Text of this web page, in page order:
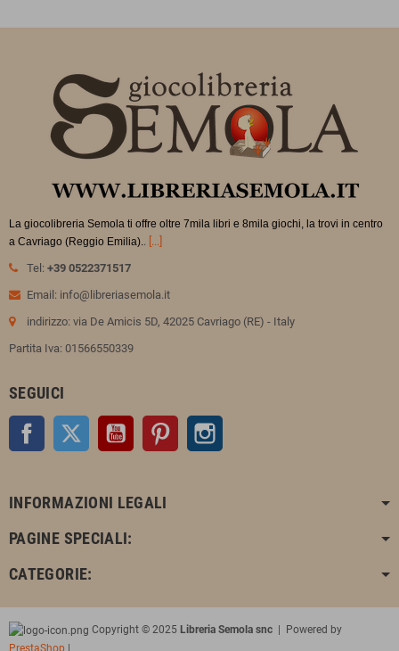
La giocolibreria Semola ti offre oltre 7mila libri e 8mila giochi, la trovi in centro
a Cavriago (Reggio Emilia).. [...]
Tel: +39 0522371517
Email: info@libreriasemola.it
indirizzo: via De Amicis 5D, 42025 Cavriago (RE) - Italy
Partita Iva: 01566550339
SEGUICI
Facebook Twitter YouTube Pinterest
INFORMAZIONI LEGALI
PAGINE SPECIALI:
CATEGORIE:
Copyright © 2025 Libreria Semola snc | Powered by
PrestaShop |